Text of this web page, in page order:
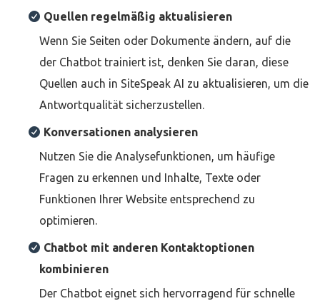
Quellen regelmäßig aktualisieren
Wenn Sie Seiten oder Dokumente ändern, auf die
der Chatbot trainiert ist, denken Sie daran, diese
Quellen auch in SiteSpeak AI zu aktualisieren, um die
Antwortqualität sicherzustellen.
Konversationen analysieren
Nutzen Sie die Analysefunktionen, um häufige
Fragen zu erkennen und Inhalte, Texte oder
Funktionen Ihrer Website entsprechend zu
optimieren.
Chatbot mit anderen Kontaktoptionen
kombinieren
Der Chatbot eignet sich hervorragend für schnelle